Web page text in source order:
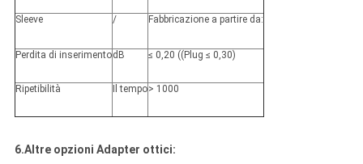
Sleeve / Fabbricazione a partire da:
Perdita di inserimentodB ≤ 0,20 ((Plug ≤ 0,30)
Ripetibilità Il tempo> 1000
6.Altre opzioni Adapter ottici: